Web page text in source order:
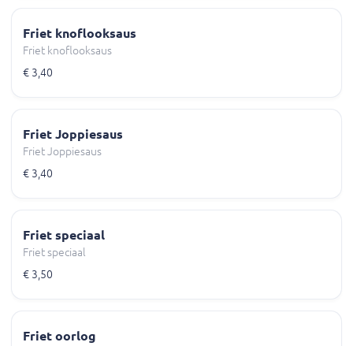
Friet knoflooksaus
Friet knoflooksaus
€ 3,40
Friet Joppiesaus
Friet Joppiesaus
€ 3,40
Friet speciaal
Friet speciaal
€ 3,50
Friet oorlog